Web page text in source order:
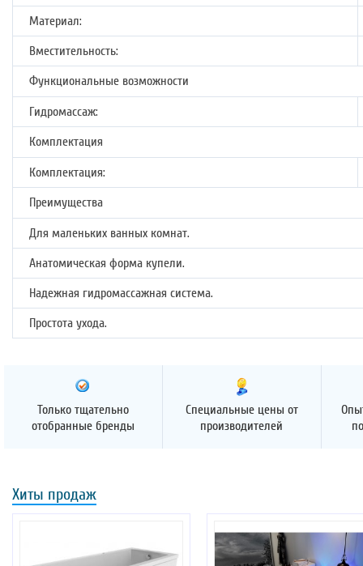
Материал:
Вместительность:
Функциональные возможности
Гидромассаж:
Комплектация
Комплектация:
Преимущества
Для маленьких ванных комнат.
Анатомическая форма купели.
Надежная гидромассажная система.
Простота ухода.
Только тщательно
отобранные бренды
Специальные цены от
производителей
Хиты продаж